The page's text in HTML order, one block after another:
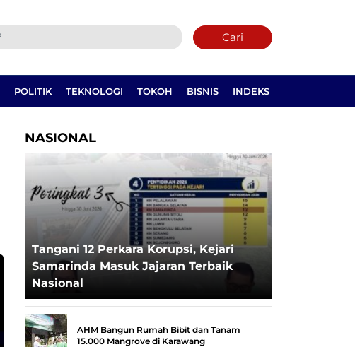
Cari
POLITIK TEKNOLOGI TOKOH BISNIS INDEKS
NASIONAL
Tangani 12 Perkara Korupsi, Kejari
Samarinda Masuk Jajaran Terbaik
Nasional
AHM Bangun Rumah Bibit dan Tanam
15.000 Mangrove di Karawang